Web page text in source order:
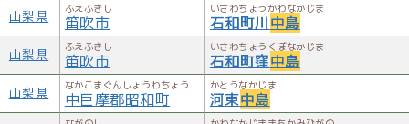
山梨県 ふえふきし
笛吹市
いさわちょうかわなかじま
石和町川中島
山梨県 ふえふきし
笛吹市
いさわちょうくぼなかじま
石和町窪中島
山梨県 なかこまぐんしょうわちょう
中巨摩郡昭和町
かとうなかじま
河東中島